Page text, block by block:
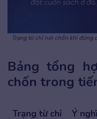
Trạng từ chỉ nơi chốn khi đứng
Bảng tổng
chốn trong
Trạng từ chỉ Ý